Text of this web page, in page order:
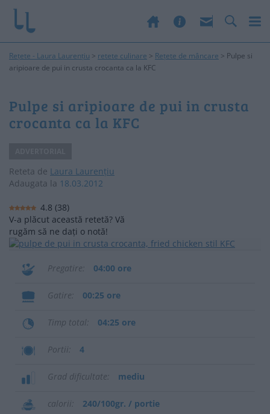
Rețete - Laura Laurențiu > retete culinare > Rețete de mâncare > Pulpe si
aripioare de pui in crusta crocanta ca la KFC
Pulpe si aripioare de pui in crusta
crocanta ca la KFC
Reteta de Laura Laurențiu
Adaugata la 18.03.2012
4.8 (38)
V-a plăcut această retetă? Vă
rugăm să ne dați o notă!
Pregatire 04:00 ore
Gatire 00:25 ore
Timp total 04:25 ore
Portii 4
Grad dificultate mediu
calorii 240/100gr. / portie